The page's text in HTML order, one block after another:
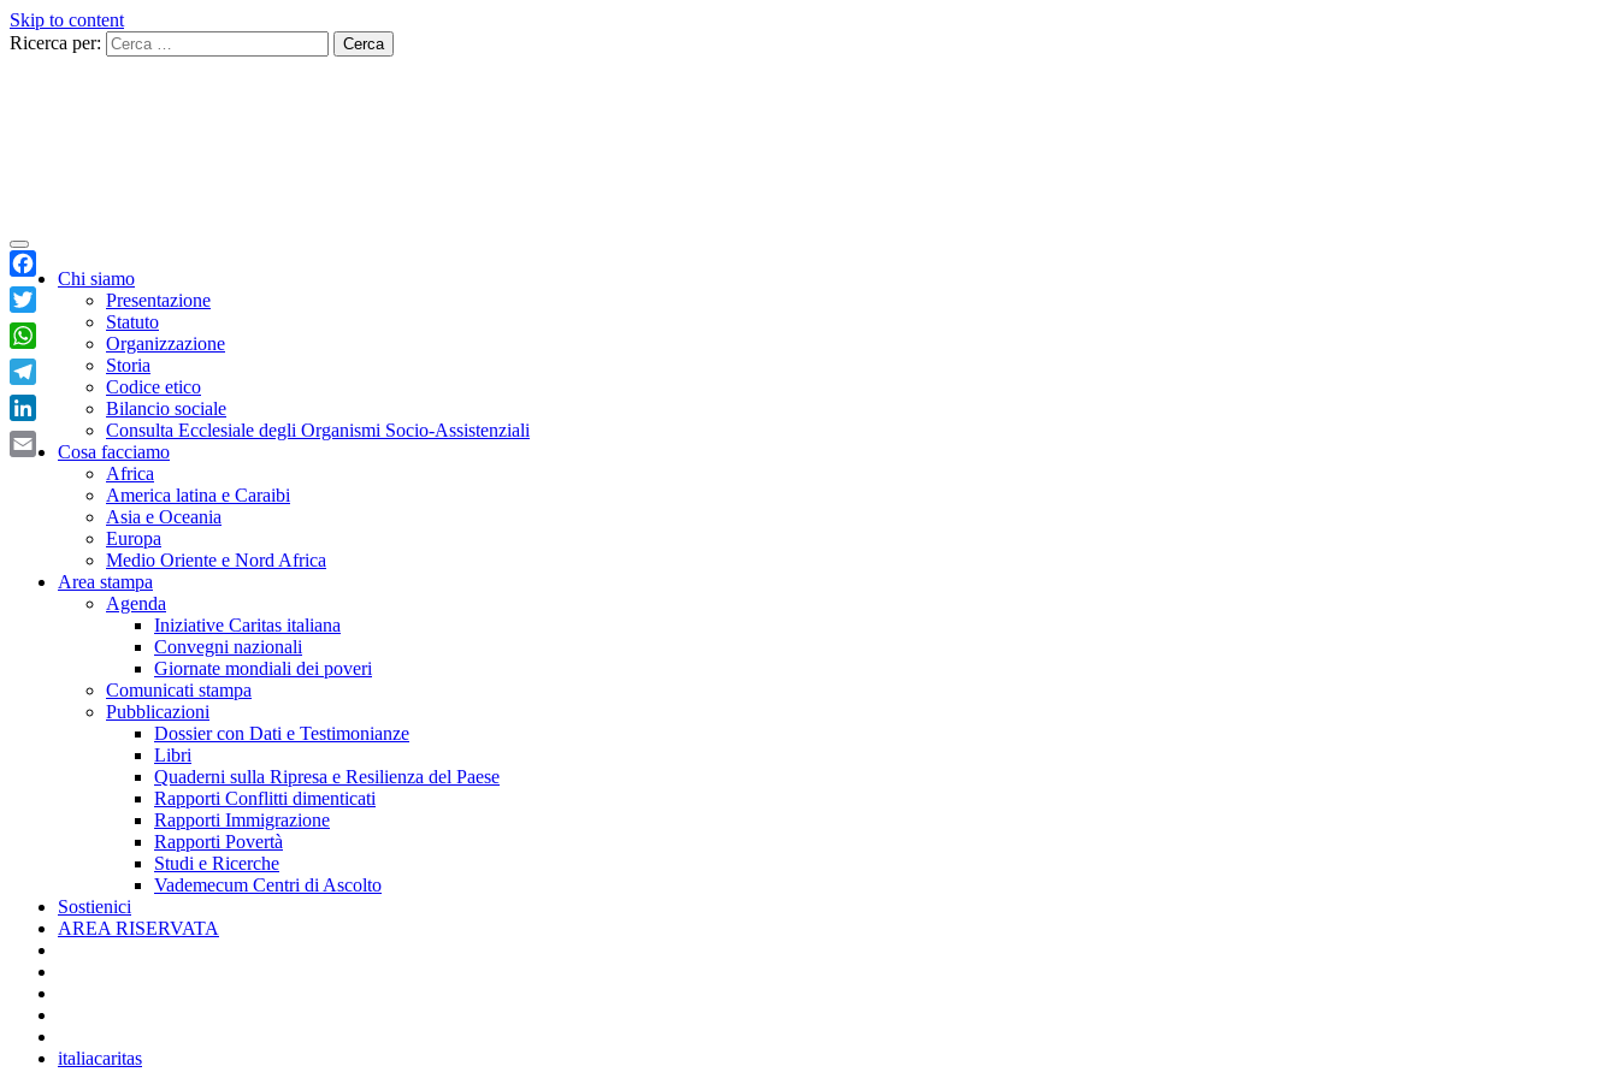
Skip to content
Ricerca per:
Chi siamo
Presentazione
Statuto
Organizzazione
Storia
Codice etico
Bilancio sociale
Consulta Ecclesiale degli Organismi Socio-Assistenziali
Cosa facciamo
Africa
America latina e Caraibi
Asia e Oceania
Europa
Medio Oriente e Nord Africa
Area stampa
Agenda
Iniziative Caritas italiana
Convegni nazionali
Giornate mondiali dei poveri
Comunicati stampa
Pubblicazioni
Dossier con Dati e Testimonianze
Libri
Quaderni sulla Ripresa e Resilienza del Paese
Rapporti Conflitti dimenticati
Rapporti Immigrazione
Rapporti Povertà
Studi e Ricerche
Vademecum Centri di Ascolto
Sostienici
AREA RISERVATA
italiacaritas
Facebook
Twitter
WhatsApp
Telegram
LinkedIn